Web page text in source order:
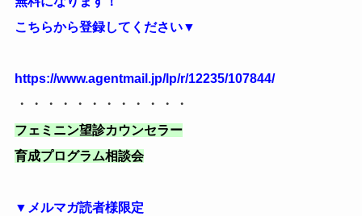
こちらから登録してください▼
https://www.agentmail.jp/lp/r/12235/107844/
・・・・・・・・・・・・
フェミニン望診カウンセラー
育成プログラム相談会
▼メルマガ読者様限定